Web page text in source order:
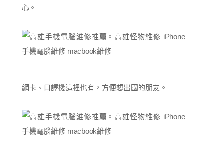
心。
網卡、口譯機這裡也有，方便想出國的朋友。